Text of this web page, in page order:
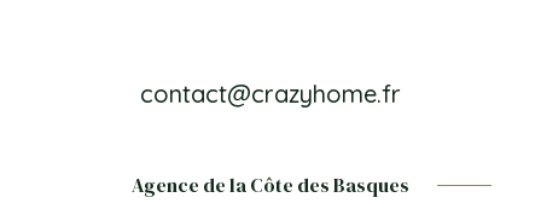
contact@crazyhome.fr
Agence de la Côte des Basques